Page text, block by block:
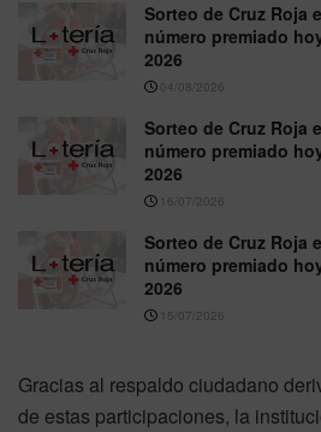
Sorteo de Cruz Roja
número premiado
2026
04/08/2026
Sorteo de Cruz Roja
número premiado
2026
16/07/2026
Sorteo de Cruz Roja
número premiado
2026
15/07/2026
Gracias al respaldo ciudadano
de estas participaciones, la